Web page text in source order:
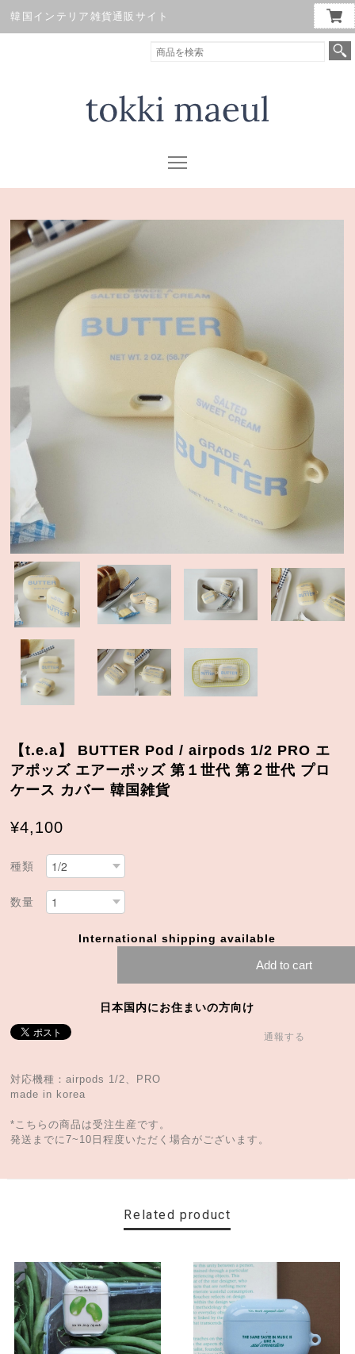
韓国インテリア雑貨通販サイト
【t.e.a】 BUTTER Pod / airpods 1/2 PRO エ
アポッズ エアーポッズ 第１世代 第２世代 プロ
ケース カバー 韓国雑貨
¥4,100
種類
数量
International shipping available
Add to cart
日本国内にお住まいの方向け
通報する
対応機種：airpods 1/2、PRO
made in korea
*こちらの商品は受注生産です。
発送までに7~10日程度いただく場合がございます。
Related product